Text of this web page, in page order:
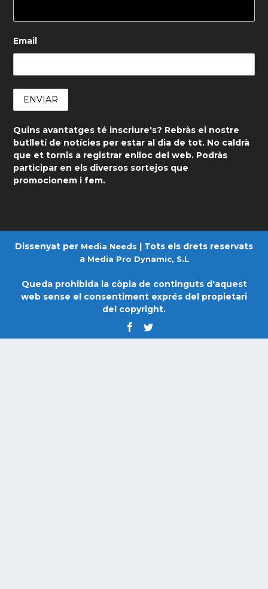
Email
Quins avantatges té inscriure's? Rebràs el nostre
butlletí de notícies per estar al dia de tot. No caldrà
que et tornis a registrar enlloc del web. Podràs
participar en els diversos sortejos que
promocionem i fem.
Dissenyat per Media Needs
| Tots els drets reservats
a Media Pro Dynamic, S.L
Queda prohibida la còpia de continguts d'aquest
web sense el consentiment exprés del propietari
del copyright.